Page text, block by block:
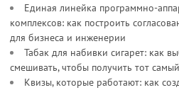
Единая линейка программно-
комплексов: как построить
для бизнеса и инженерии
Табак для набивки сигарет: как
смешивать, чтобы получить тот
Квизы, которые работают: как